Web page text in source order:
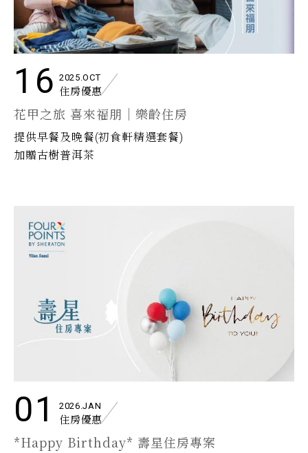
16 2025.OCT
住房優惠
花甲之旅 喜來福朋｜樂齡住房
提供早餐及晚餐(初食軒精選套餐)
加贈古樹普洱茶
01 2026.JAN
住房優惠
*Happy Birthday* 壽星住房專案